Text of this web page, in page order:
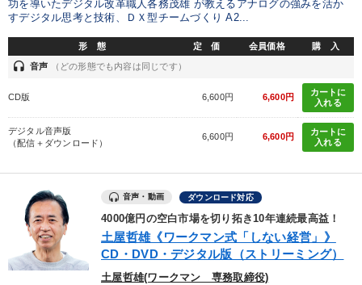
功を導いたデジタル改革職人各務茂雄 が教えるアナログの強みを活か
すデジタル思考と技術、ＤＸ型チームづくり A2...
形 態 定 価 会員価格 購 入
headset 音声 （どの形態でも内容は同じです）
CD版 6,600円 6,600円
カートに
入れる
デジタル音声版
（配信＋ダウンロード）
6,600円 6,600円
カートに
入れる
音声・動画 ダウンロード対応
4000億円の空白市場を切り拓き10年連続最高益！
土屋哲雄《ワークマン式「しない経営」》
CD・DVD・デジタル版（ストリーミング）
土屋哲雄(ワークマン 専務取締役)